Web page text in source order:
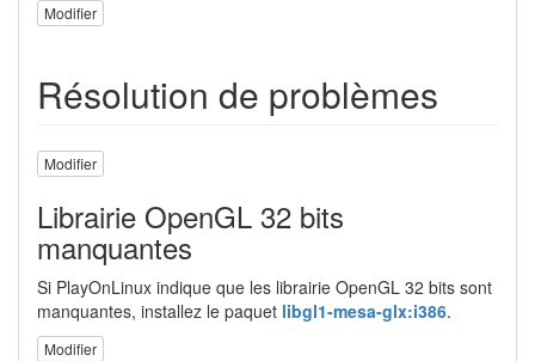
Modifier
Résolution de problèmes
Modifier
Librairie OpenGL 32 bits
manquantes
Si PlayOnLinux indique que les librairie OpenGL 32 bits sont
manquantes, installez le paquet libgl1-mesa-glx:i386.
Modifier